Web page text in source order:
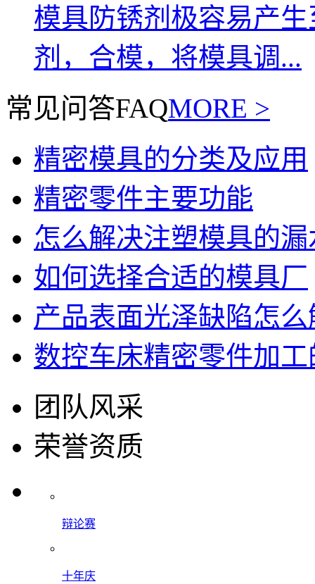
模具防锈剂极容易产
剂，合模，将模具调...
常见问答FAQMORE >
精密模具的分类及应用
精密零件主要功能
怎么解决注塑模具的
如何选择合适的模具厂
产品表面光泽缺陷怎
数控车床精密零件加工
团队风采
荣誉资质
辩论赛
十年庆